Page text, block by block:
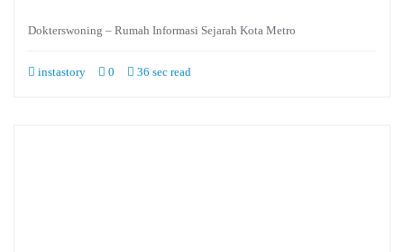
Dokterswoning – Rumah Informasi Sejarah Kota Metro
instastory 0 36 sec read